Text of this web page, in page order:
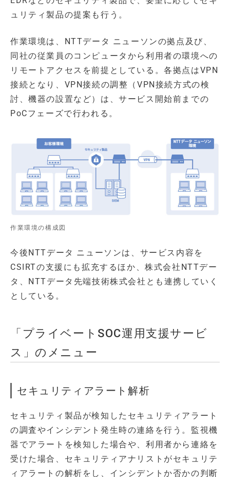
ュリティ製品の提案も行う。
作業環境は、NTTデータ ニューソンの拠点及び、
同社の従業員のコンピュータから利用者の環境への
リモートアクセスを前提としている。各拠点はVPN
接続となり、VPN接続の調整（VPN接続方式の検
討、機器の設置など）は、サービス開始前までの
PoCフェーズで行われる。
作業環境の構成図
今後NTTデータ ニューソンは、サービス内容を
CSIRTの支援にも拡充するほか、株式会社NTTデー
タ、NTTデータ先端技術株式会社とも連携していく
としている。
「プライベートSOC運用支援サービ
ス」のメニュー
セキュリティアラート解析
セキュリティ製品が検知したセキュリティアラート
の調査やインシデント発生時の連絡を行う。監視機
器でアラートを検知した場合や、利用者から連絡を
受けた場合、セキュリティアナリストがセキュリテ
ィアラートの解析をし、インシデントか否かの判断